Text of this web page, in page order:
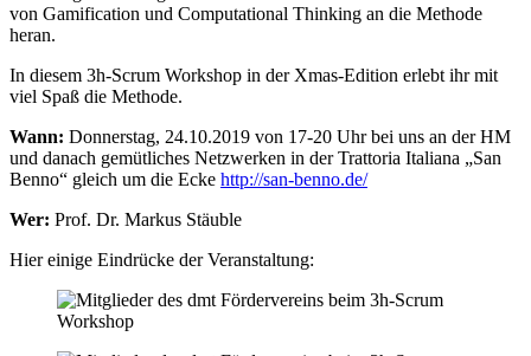
von Gamification und Computational Thinking an die Methode
heran.
In diesem 3h-Scrum Workshop in der Xmas-Edition erlebt ihr mit
viel Spaß die Methode.
Wann: Donnerstag, 24.10.2019 von 17-20 Uhr bei uns an der HM
und danach gemütliches Netzwerken in der Trattoria Italiana „San
Benno“ gleich um die Ecke http://san-benno.de/
Wer: Prof. Dr. Markus Stäuble
Hier einige Eindrücke der Veranstaltung: